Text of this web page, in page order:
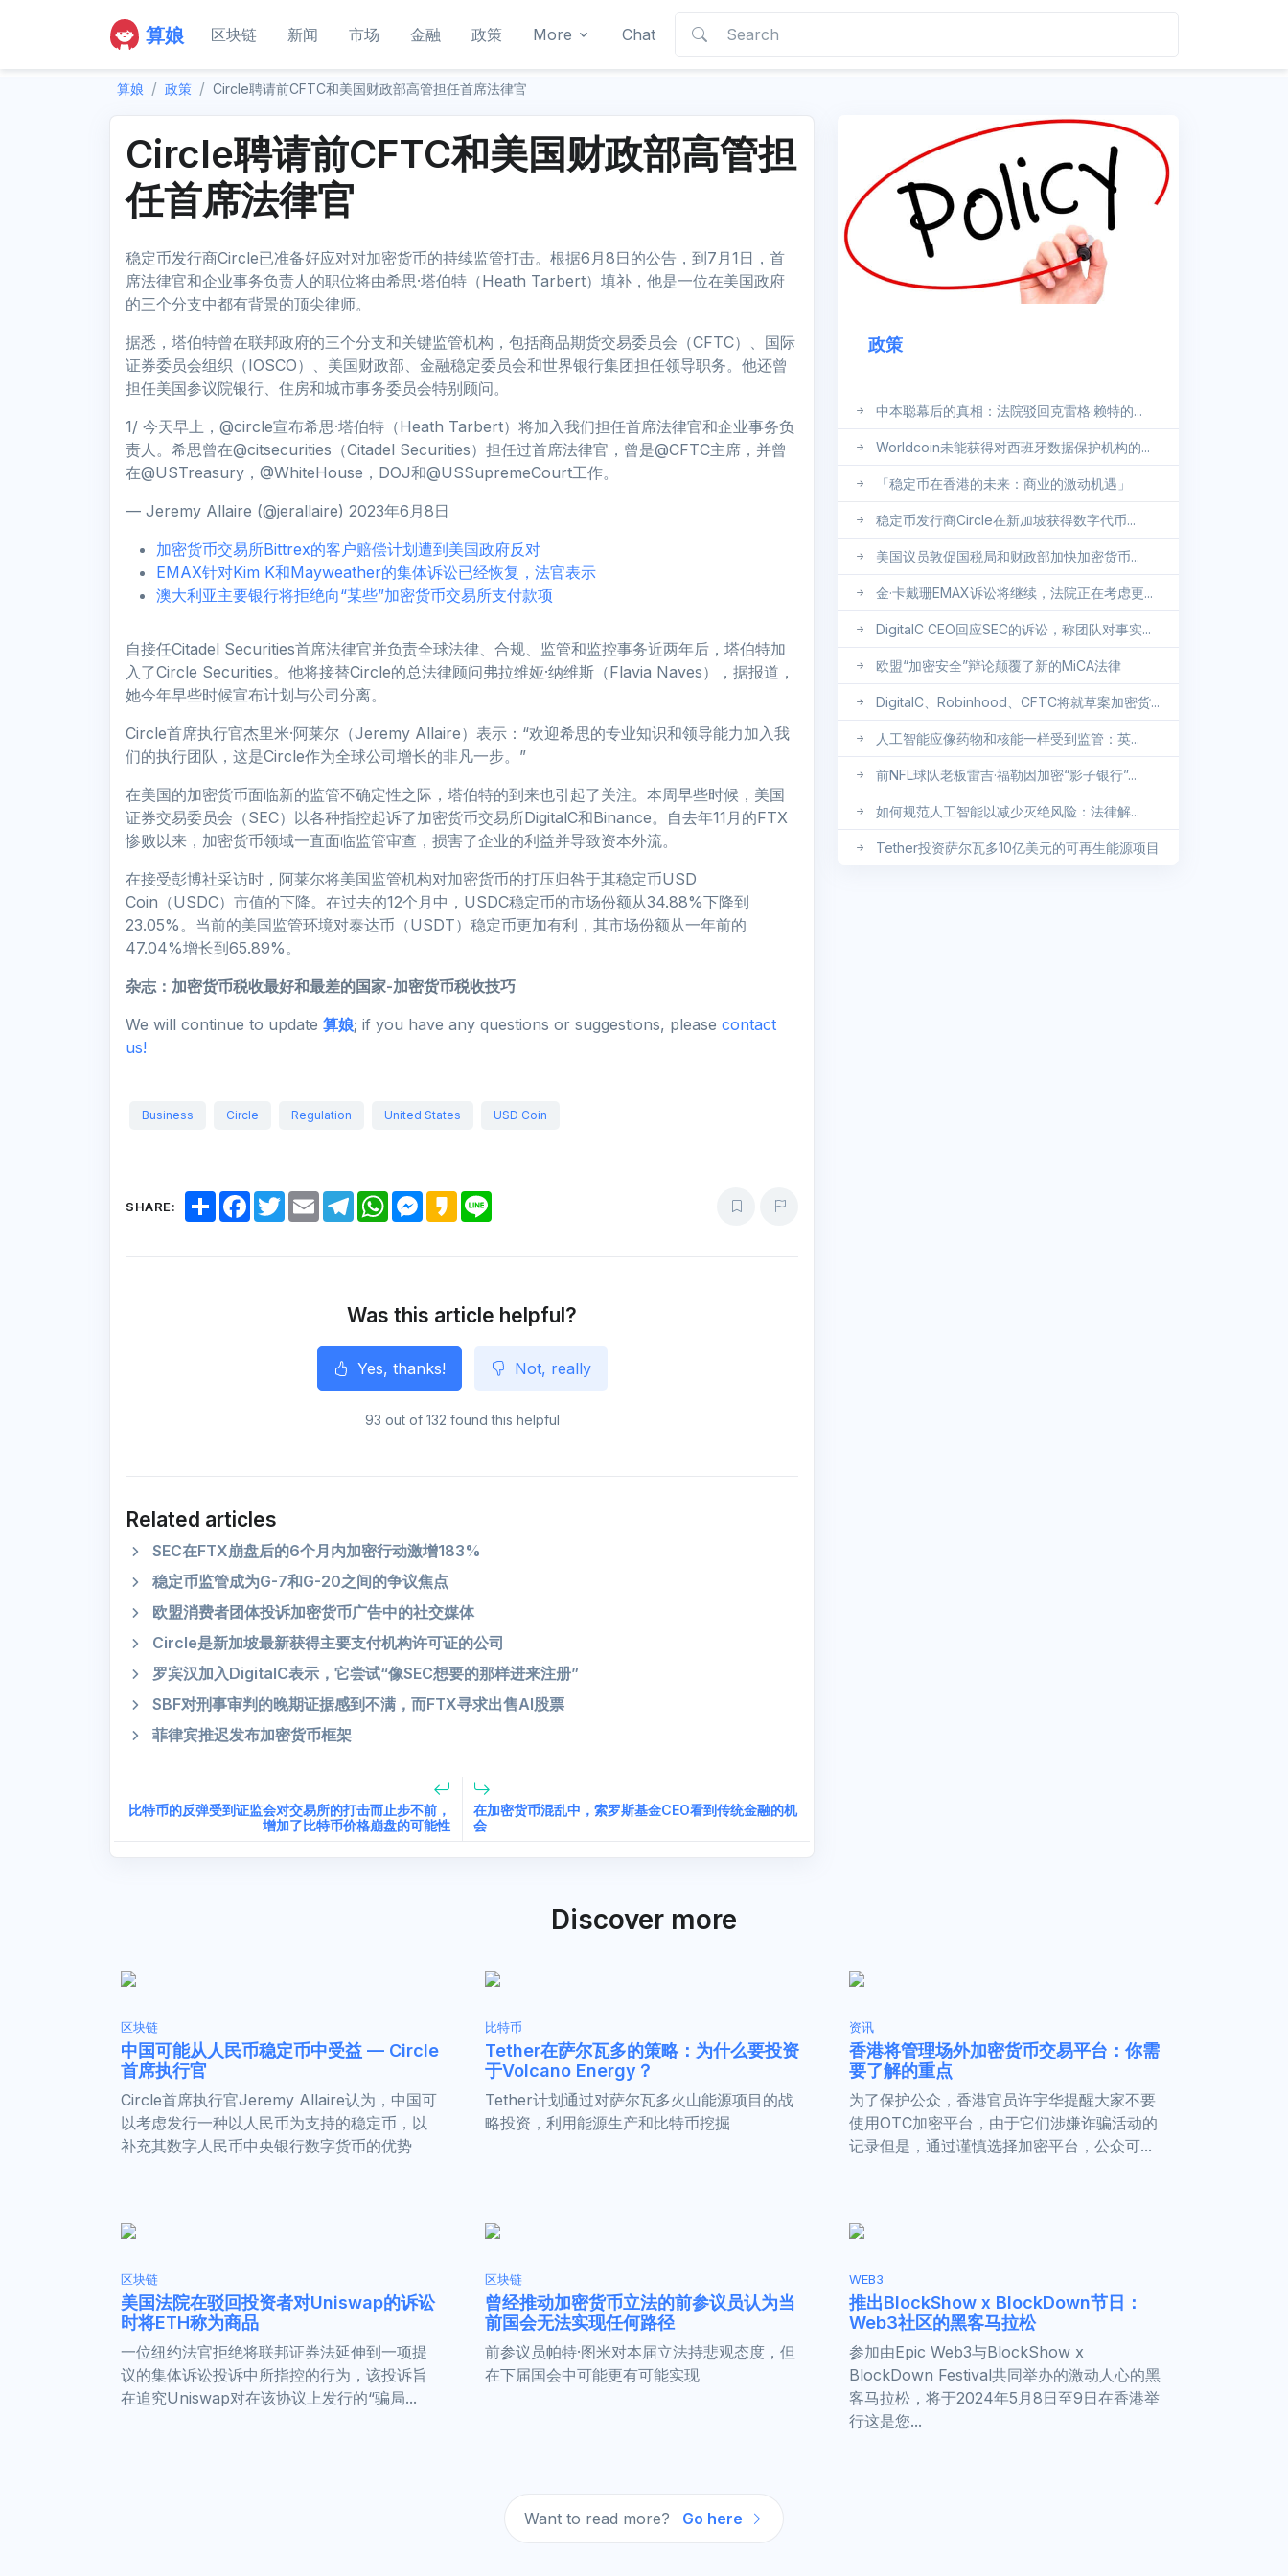
算娘 区块链 新闻 市场 金融 政策 More Chat
算娘 政策 Circle聘请前CFTC和美国财政部高管担任首席法律官
Circle聘请前CFTC和美国财政部高管担
任首席法律官
稳定币发行商Circle已准备好应对对加密货币的持续监管打击。根据6月8日的公告，到7月1日，首
席法律官和企业事务负责人的职位将由希思·塔伯特（Heath Tarbert）填补，他是一位在美国政府
的三个分支中都有背景的顶尖律师。
据悉，塔伯特曾在联邦政府的三个分支和关键监管机构，包括商品期货交易委员会（CFTC）、国际
证券委员会组织（IOSCO）、美国财政部、金融稳定委员会和世界银行集团担任领导职务。他还曾
担任美国参议院银行、住房和城市事务委员会特别顾问。
1/ 今天早上，@circle宣布希思·塔伯特（Heath Tarbert）将加入我们担任首席法律官和企业事务负
责人。希思曾在@citsecurities（Citadel Securities）担任过首席法律官，曾是@CFTC主席，并曾
在@USTreasury，@WhiteHouse，DOJ和@USSupremeCourt工作。
— Jeremy Allaire (@jerallaire) 2023年6月8日
加密货币交易所Bittrex的客户赔偿计划遭到美国政府反对
EMAX针对Kim K和Mayweather的集体诉讼已经恢复，法官表示
澳大利亚主要银行将拒绝向“某些”加密货币交易所支付款项
自接任Citadel Securities首席法律官并负责全球法律、合规、监管和监控事务近两年后，塔伯特加
入了Circle Securities。他将接替Circle的总法律顾问弗拉维娅·纳维斯（Flavia Naves），据报道，
她今年早些时候宣布计划与公司分离。
Circle首席执行官杰里米·阿莱尔（Jeremy Allaire）表示：“欢迎希思的专业知识和领导能力加入我
们的执行团队，这是Circle作为全球公司增长的非凡一步。”
在美国的加密货币面临新的监管不确定性之际，塔伯特的到来也引起了关注。本周早些时候，美国
证券交易委员会（SEC）以各种指控起诉了加密货币交易所DigitalC和Binance。自去年11月的FTX
惨败以来，加密货币领域一直面临监管审查，损害了企业的利益并导致资本外流。
在接受彭博社采访时，阿莱尔将美国监管机构对加密货币的打压归咎于其稳定币USD
Coin（USDC）市值的下降。在过去的12个月中，USDC稳定币的市场份额从34.88%下降到
23.05%。当前的美国监管环境对泰达币（USDT）稳定币更加有利，其市场份额从一年前的
47.04%增长到65.89%。
杂志： 加密货币税收最好和最差的国家-加密货币税收技巧
We will continue to update 算娘; if you have any questions or suggestions, please contact
us!
Business Circle Regulation United States USD Coin
SHARE:
S
h
F
a
T
w
E
m
T
e
m
W
h
p
M
e
e
r
K
a
Was this article helpful?
Yes, thanks! Not, really
93 out of 132 found this helpful
Related articles
SEC在FTX崩盘后的6个月内加密行动激增183%
稳定币监管成为G-7和G-20之间的争议焦点
欧盟消费者团体投诉加密货币广告中的社交媒体
Circle是新加坡最新获得主要支付机构许可证的公司
罗宾汉加入DigitalC表示，它尝试“像SEC想要的那样进来注册”
SBF对刑事审判的晚期证据感到不满，而FTX寻求出售AI股票
菲律宾推迟发布加密货币框架
比特币的反弹受到证监会对交易所的打击而止步不前，
增加了比特币价格崩盘的可能性
在加密货币混乱中，索罗斯基金CEO看到传统金融的机
会
政策
中本聪幕后的真相：法院驳回克雷格·赖特的...
Worldcoin未能获得对西班牙数据保护机构的...
「稳定币在香港的未来：商业的激动机遇」
稳定币发行商Circle在新加坡获得数字代币...
美国议员敦促国税局和财政部加快加密货币...
金·卡戴珊EMAX诉讼将继续，法院正在考虑更...
DigitalC CEO回应SEC的诉讼，称团队对事实...
欧盟“加密安全”辩论颠覆了新的MiCA法律
DigitalC、Robinhood、CFTC将就草案加密货...
人工智能应像药物和核能一样受到监管：英...
前NFL球队老板雷吉·福勒因加密“影子银行”...
如何规范人工智能以减少灭绝风险：法律解...
Tether投资萨尔瓦多10亿美元的可再生能源项目
Discover more
区块链
中国可能从人民币稳定币中受益 — Circle
首席执行官
Circle首席执行官Jeremy Allaire认为，中国可
以考虑发行一种以人民币为支持的稳定币，以
补充其数字人民币中央银行数字货币的优势
比特币
Tether在萨尔瓦多的策略：为什么要投资
于Volcano Energy？
Tether计划通过对萨尔瓦多火山能源项目的战
略投资，利用能源生产和比特币挖掘
资讯
香港将管理场外加密货币交易平台：你需
要了解的重点
为了保护公众，香港官员许宇华提醒大家不要
使用OTC加密平台，由于它们涉嫌诈骗活动的
记录但是，通过谨慎选择加密平台，公众可...
区块链
美国法院在驳回投资者对Uniswap的诉讼
时将ETH称为商品
一位纽约法官拒绝将联邦证券法延伸到一项提
议的集体诉讼投诉中所指控的行为，该投诉旨
在追究Uniswap对在该协议上发行的“骗局...
区块链
曾经推动加密货币立法的前参议员认为当
前国会无法实现任何路径
前参议员帕特·图米对本届立法持悲观态度，但
在下届国会中可能更有可能实现
WEB3
推出BlockShow x BlockDown节日：
Web3社区的黑客马拉松
参加由Epic Web3与BlockShow x
BlockDown Festival共同举办的激动人心的黑
客马拉松，将于2024年5月8日至9日在香港举
行这是您...
Want to read more? Go here